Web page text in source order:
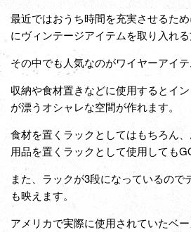
最近ではおうち時間を充実させるた
にヴィンテージアイテムを取り入れる
その中でも人気なのがワイヤーアイテ
収納や食材置きなどに使用するとイ
が漂うオシャレな空間が作れます。
食材を置くラックとしてはもちろん
用品を置くラックとして使用しても
また、ラックが3段になっているので
も映えます。
アメリカで実際に使用されていたベ